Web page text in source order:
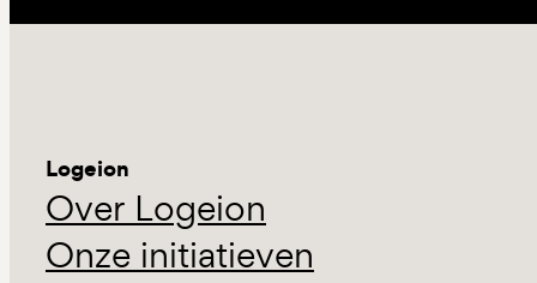
Logeion
Over Logeion
Onze initiatieven